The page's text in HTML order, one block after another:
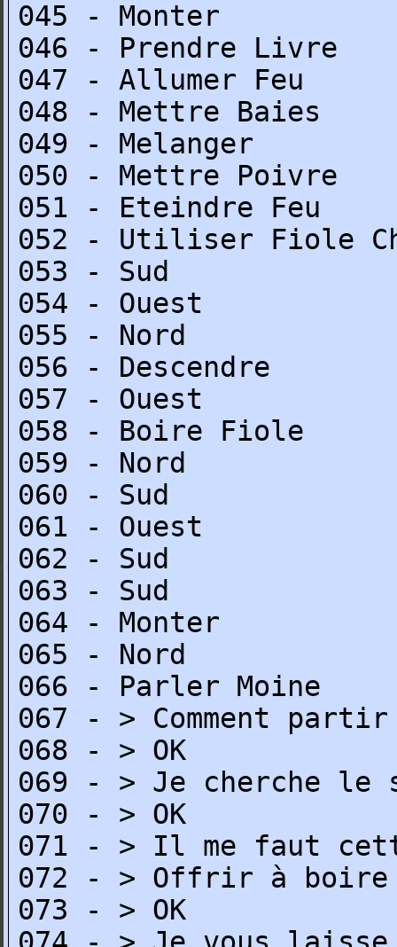
045 - Monter
046 - Prendre Livre
047 - Allumer Feu
048 - Mettre Baies
049 - Melanger
050 - Mettre Poivre
051 - Eteindre Feu
052 - Utiliser Fiole
053 - Sud
054 - Ouest
055 - Nord
056 - Descendre
057 - Ouest
058 - Boire Fiole
059 - Nord
060 - Sud
061 - Ouest
062 - Sud
063 - Sud
064 - Monter
065 - Nord
066 - Parler Moine
067 - > Comment
068 - > OK
069 - > Je cherche le
070 - > OK
071 - > Il me faut
072 - > Offrir à boire
073 - > OK